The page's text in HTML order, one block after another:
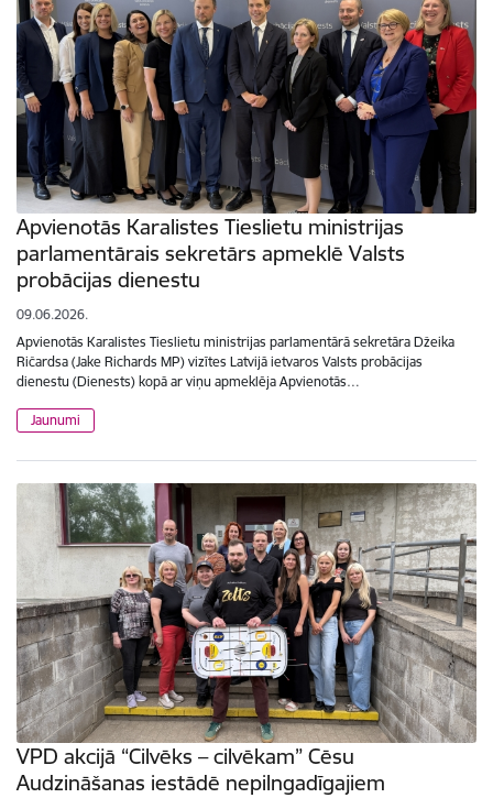
Apvienotās Karalistes Tieslietu ministrijas
parlamentārais sekretārs apmeklē Valsts
probācijas dienestu
09.06.2026.
Apvienotās Karalistes Tieslietu ministrijas parlamentārā sekretāra Džeika
Ričardsa (Jake Richards MP) vizītes Latvijā ietvaros Valsts probācijas
dienestu (Dienests) kopā ar viņu apmeklēja Apvienotās…
Jaunumi
VPD akcijā “Cilvēks – cilvēkam” Cēsu
Audzināšanas iestādē nepilngadīgajiem